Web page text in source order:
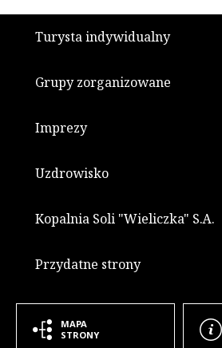
Stopka
Turysta indywidualny
Grupy zorganizowane
Imprezy
Uzdrowisko
Kopalnia Soli "Wieliczka" S.A.
Przydatne strony
Informacje dodatkowe
MAPA
STRONY